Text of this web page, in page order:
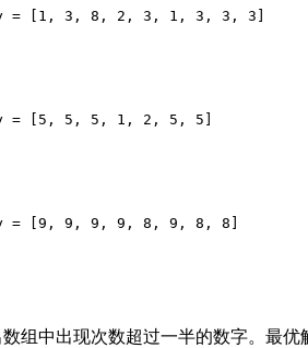
= [1, 3, 8, 2, 3, 1, 3, 3, 3]
= [5, 5, 5, 1, 2, 5, 5]
= [9, 9, 9, 9, 8, 9, 8, 8]
组中出现次数超过一半的数字。最优